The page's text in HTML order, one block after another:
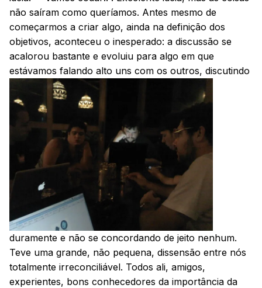
não saíram como queríamos. Antes mesmo de
começarmos a criar algo, ainda na definição dos
objetivos, aconteceu o inesperado: a discussão se
acalorou bastante e evoluiu para algo em que
estávamos falando alto uns com os outros, discutindo
duramente e não se concordando de jeito nenhum.
Teve uma grande, não pequena, dissensão entre nós
totalmente irreconciliável. Todos ali, amigos,
experientes, bons conhecedores da importância da